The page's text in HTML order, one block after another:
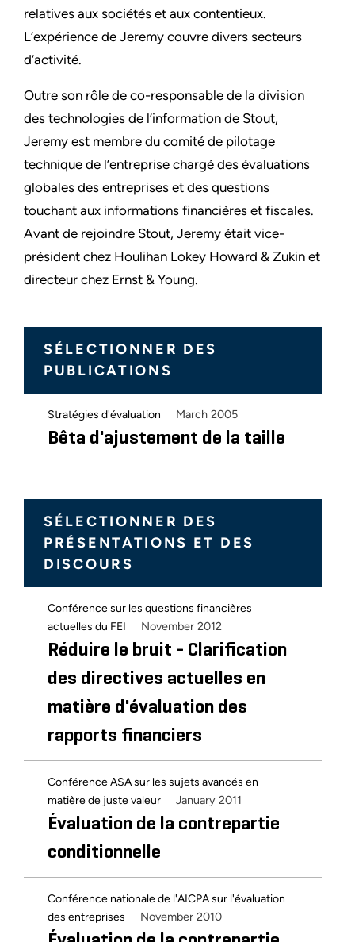
relatives aux sociétés et aux contentieux.
L’expérience de Jeremy couvre divers secteurs
d’activité.
Outre son rôle de co-responsable de la division
des technologies de l’information de Stout,
Jeremy est membre du comité de pilotage
technique de l’entreprise chargé des évaluations
globales des entreprises et des questions
touchant aux informations financières et fiscales.
Avant de rejoindre Stout, Jeremy était vice-
président chez Houlihan Lokey Howard & Zukin et
directeur chez Ernst & Young.
SÉLECTIONNER DES
PUBLICATIONS
Stratégies d'évaluation March 2005
Bêta d'ajustement de la taille
SÉLECTIONNER DES
PRÉSENTATIONS ET DES
DISCOURS
Conférence sur les questions financières
actuelles du FEI
November 2012
Réduire le bruit - Clarification
des directives actuelles en
matière d'évaluation des
rapports financiers
Conférence ASA sur les sujets avancés en
matière de juste valeur
January 2011
Évaluation de la contrepartie
conditionnelle
Conférence nationale de l'AICPA sur l'évaluation
des entreprises
November 2010